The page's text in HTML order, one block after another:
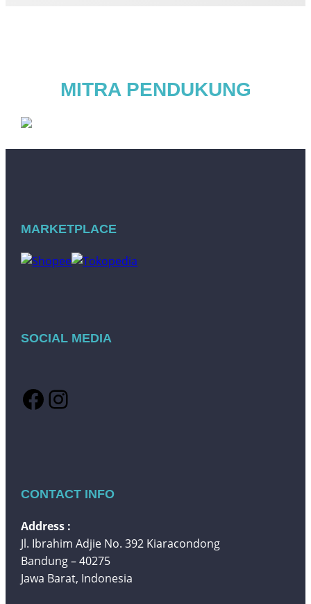
MITRA PENDUKUNG
MARKETPLACE
SOCIAL MEDIA
Facebook Instagram
CONTACT INFO
Address :
Jl. Ibrahim Adjie No. 392 Kiaracondong
Bandung – 40275
Jawa Barat, Indonesia